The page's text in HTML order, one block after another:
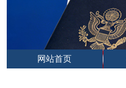
网站首页